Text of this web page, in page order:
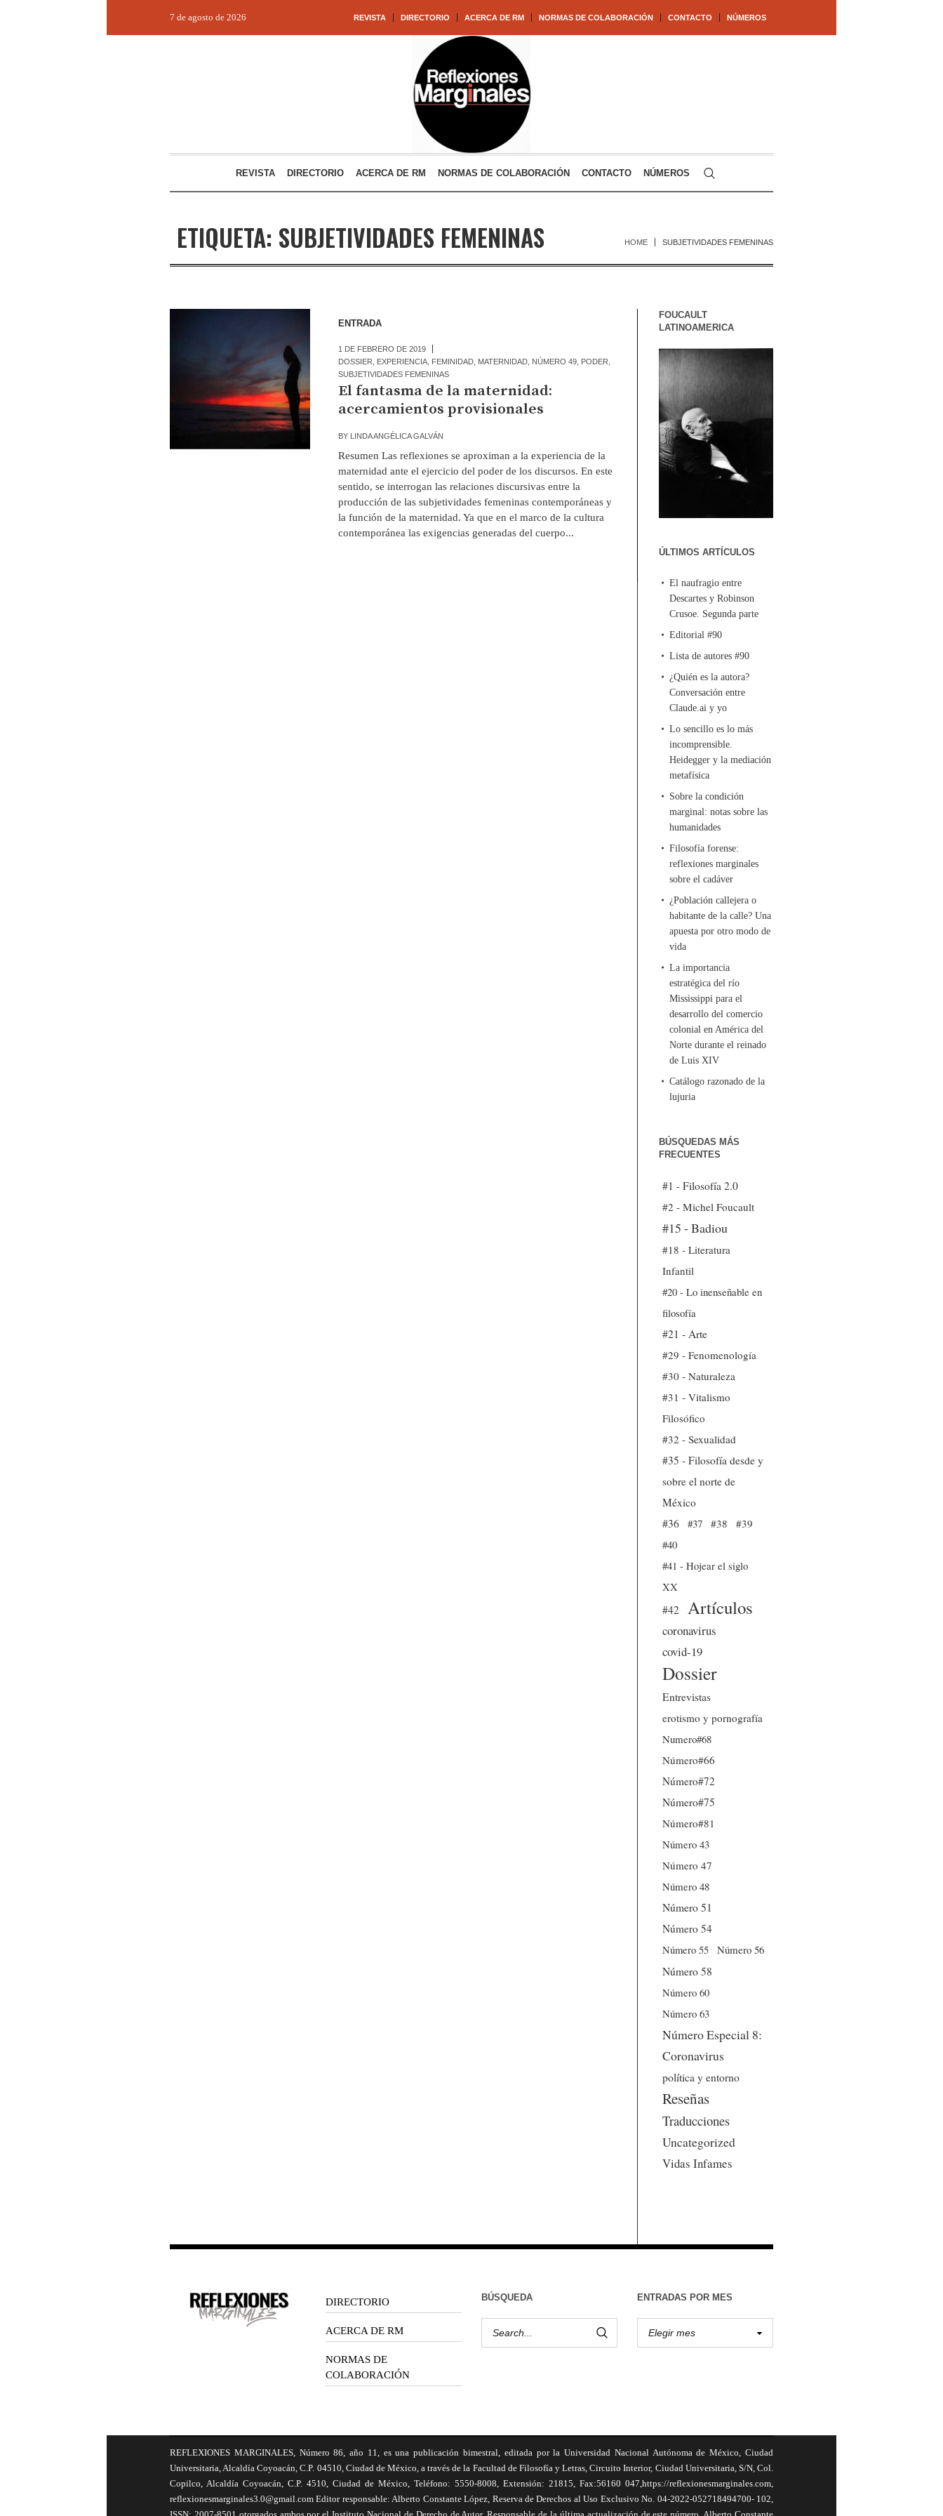
REVISTA DIRECTORIO ACERCA DE RM NORMAS DE COLABORACIÓN CONTACTO NÚMEROS
7 de agosto de 2026
REVISTA DIRECTORIO ACERCA DE RM NORMAS DE COLABORACIÓN CONTACTO NÚMEROS
ETIQUETA: SUBJETIVIDADES FEMENINAS HOME SUBJETIVIDADES FEMENINAS
ENTRADA
1 DE FEBRERO DE 2019
DOSSIER
EXPERIENCIA, FEMINIDAD, MATERNIDAD, NÚMERO 49, PODER
SUBJETIVIDADES FEMENINAS
El fantasma de la maternidad:
acercamientos provisionales
BY LINDA ANGÉLICA GALVÁN
Resumen Las reflexiones se aproximan a la experiencia de la
maternidad ante el ejercicio del poder de los discursos. En este
sentido, se interrogan las relaciones discursivas entre la
producción de las subjetividades femeninas contemporáneas y
la función de la maternidad. Ya que en el marco de la cultura
contemporánea las exigencias generadas del cuerpo...
FOUCAULT
LATINOAMERICA
ÚLTIMOS ARTÍCULOS
El naufragio entre
Descartes y Robinson
Crusoe. Segunda parte
Editorial #90
Lista de autores #90
¿Quién es la autora?
Conversación entre
Claude.ai y yo
Lo sencillo es lo más
incomprensible.
Heidegger y la mediación
metafísica
Sobre la condición
marginal: notas sobre las
humanidades
Filosofía forense:
reflexiones marginales
sobre el cadáver
¿Población callejera o
habitante de la calle? Una
apuesta por otro modo de
vida
La importancia
estratégica del río
Mississippi para el
desarrollo del comercio
colonial en América del
Norte durante el reinado
de Luis XIV
Catálogo razonado de la
lujuria
BÚSQUEDAS MÁS
FRECUENTES
#1 - Filosofía 2.0
#2 - Michel Foucault
#15 - Badiou
#18 - Literatura
Infantil
#20 - Lo inenseñable en
filosofía
#21 - Arte
#29 - Fenomenología
#30 - Naturaleza
#31 - Vitalismo
Filosófico
#32 - Sexualidad
#35 - Filosofía desde y
sobre el norte de
México
#36
#37 #38
#39
#40
#41 - Hojear el siglo
XX
#42
Artículos
coronavirus
covid-19
Dossier
Entrevistas
erotismo y pornografía
Numero#68
Número#66
Número#72
Número#75
Número#81
Número 43
Número 47
Número 48
Número 51
Número 54
Número 55
Número 56
Número 58
Número 60
Número 63
Número Especial 8:
Coronavirus
política y entorno
Reseñas
Traducciones
Uncategorized
Vidas Infames
DIRECTORIO
ACERCA DE RM
NORMAS DE
COLABORACIÓN
BÚSQUEDA ENTRADAS POR MES
REFLEXIONES MARGINALES, Número 86, año 11, es una publicación bimestral, editada por la Universidad Nacional Autónoma de México, Ciudad
Universitaria, Alcaldía Coyoacán, C.P. 04510, Ciudad de México, a través de la Facultad de Filosofía y Letras, Circuito Interior, Ciudad Universitaria, S/N, Col.
Copilco, Alcaldía Coyoacán, C.P. 4510, Ciudad de México, Teléfono: 5550-8008, Extensión: 21815, Fax:56160 047,https://reflexionesmarginales.com,
reflexionesmarginales3.0@gmail.com Editor responsable: Alberto Constante López, Reserva de Derechos al Uso Exclusivo No. 04-2022-052718494700- 102,